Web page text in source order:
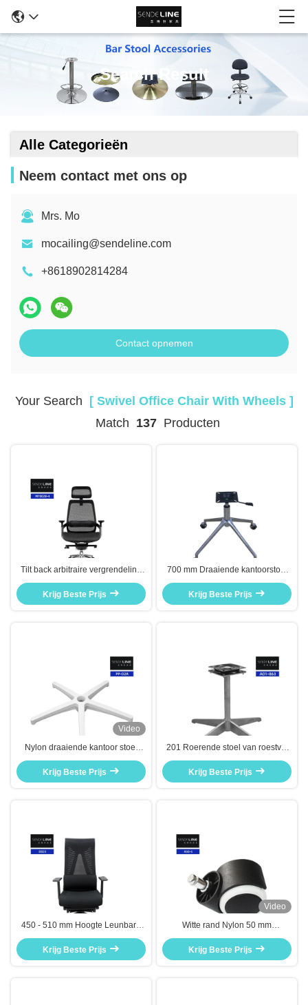
Search Result
Alle Categorieën
Neem contact met ons op
Mrs. Mo
mocailing@sendeline.com
+8618902814284
Contact opnemen
Your Search [ Swivel Office Chair With Wheels ]
Match 137Producten
Tilt back arbitraire vergrendeling
zwarte draaibare kantoorstoel met
aluminium legering basis
Krijg Beste Prijs
700 mm Draaiende kantoorstoel
Metalen basis Aluminium legering
Gietgiet geïntegreerd gieten
Krijg Beste Prijs
Video
Nylon draaiende kantoor stoel
basis verstelbare vijf sterren stoel
benen lumbale steun
Krijg Beste Prijs
201 Roerende stoel van roestvrij
staal met elektroplaten voet
Krijg Beste Prijs
450 - 510 mm Hoogte Leunbare
kantoorstoel Verstelbare moderne
draaiende kantoorstoel
Krijg Beste Prijs
Video
Witte rand Nylon 50 mm
kantoorstoel Ruiter Wiel
vervanging Bifma Test
Krijg Beste Prijs